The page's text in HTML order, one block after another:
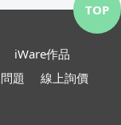
iWare作品
題
線上詢價
TOP